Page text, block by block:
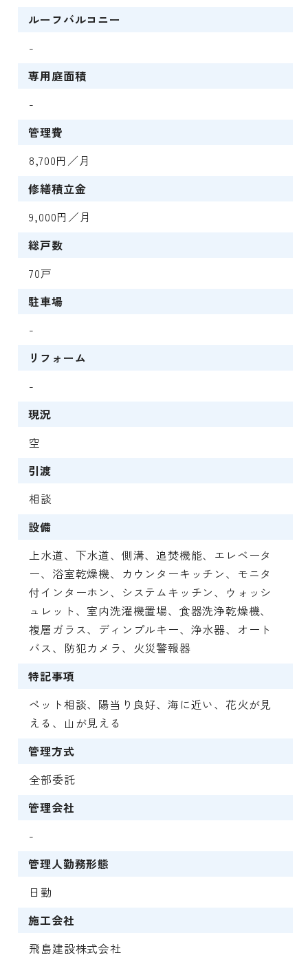
ルーフバルコニー
-
専用庭面積
-
管理費
8,700円／月
修繕積立金
9,000円／月
総戸数
70戸
駐車場
-
リフォーム
-
現況
空
引渡
相談
設備
上水道、下水道、側溝、追焚機能、エレベータ
ー、浴室乾燥機、カウンターキッチン、モニタ
付インターホン、システムキッチン、ウォッシ
ュレット、室内洗濯機置場、食器洗浄乾燥機、
複層ガラス、ディンプルキー、浄水器、オート
バス、防犯カメラ、火災警報器
特記事項
ペット相談、陽当り良好、海に近い、花火が見
える、山が見える
管理方式
全部委託
管理会社
-
管理人勤務形態
日勤
施工会社
飛島建設株式会社